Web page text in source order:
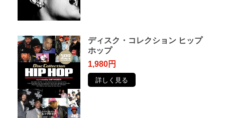
ディスク・コレクション ヒップ
ホップ
1,980円
詳しく見る